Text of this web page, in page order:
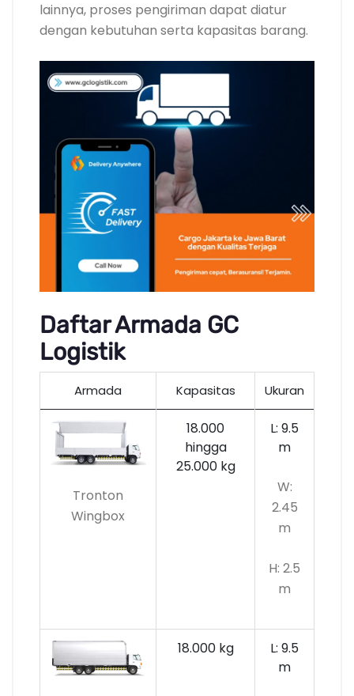
lainnya, proses pengiriman dapat diatur
dengan kebutuhan serta kapasitas barang.
Daftar Armada GC
Logistik
Armada Kapasitas Ukuran
Tronton
Wingbox
18.000
hingga
25.000 kg
L: 9.5
m
W:
2.45
m
H: 2.5
m
18.000 kg
L: 9.5
m